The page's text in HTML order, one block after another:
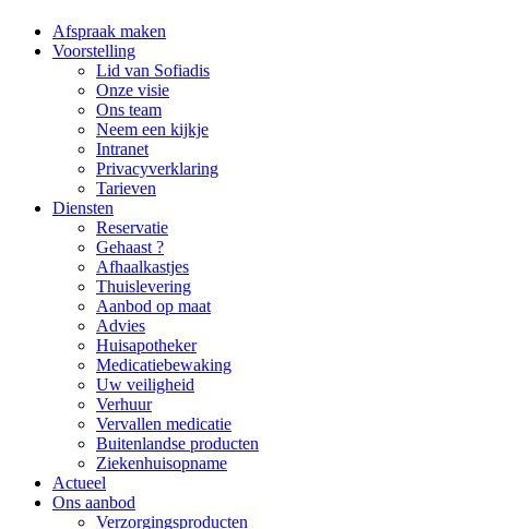
Afspraak maken
Voorstelling
Lid van Sofiadis
Onze visie
Ons team
Neem een kijkje
Intranet
Privacyverklaring
Tarieven
Diensten
Reservatie
Gehaast ?
Afhaalkastjes
Thuislevering
Aanbod op maat
Advies
Huisapotheker
Medicatiebewaking
Uw veiligheid
Verhuur
Vervallen medicatie
Buitenlandse producten
Ziekenhuisopname
Actueel
Ons aanbod
Verzorgingsproducten